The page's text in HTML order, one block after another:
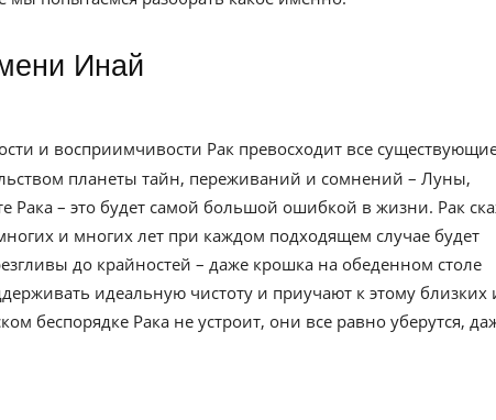
Инай
и восприимчивости Рак превосходит все
планеты тайн, переживаний и сомнений – Луны,
Рака – это будет самой большой ошибкой в жизни. Рак
и многих лет при каждом подходящем случае будет
до крайностей – даже крошка на обеденном столе
идеальную чистоту и приучают к этому близких
беспорядке Рака не устроит, они все равно уберутся,